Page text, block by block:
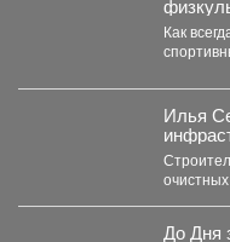
Как
Илья
До Дня